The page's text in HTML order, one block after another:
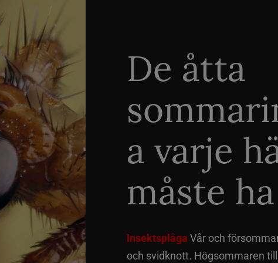
De åtta
a varje
måste
Insektsplåga Vår och
och svidknott. Högsommaren